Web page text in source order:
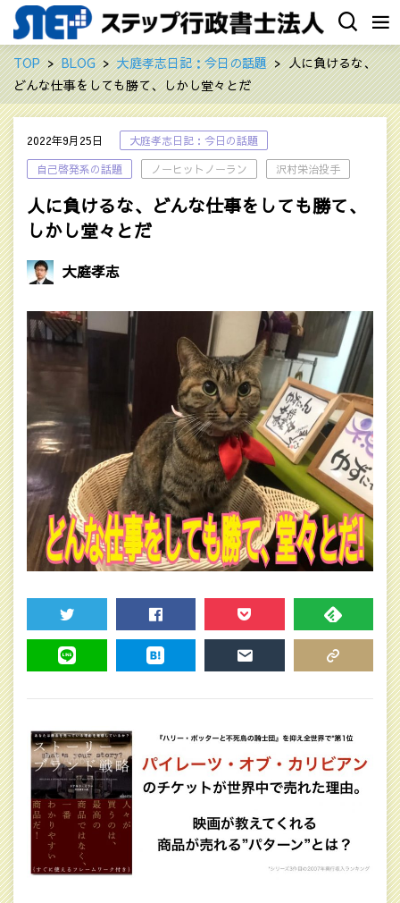
TOP BLOG 大庭孝志日記：今日の話題
人に負けるな、
どんな仕事をしても勝て、しかし堂々とだ
2022年9月25日
大庭孝志日記：今日の話題
自己啓発系の話題
ノーヒットノーラン 沢村栄治投手
人に負けるな、どんな仕事をしても勝て、
しかし堂々とだ
大庭孝志
TWEET SHARE POCKET FEEDLY